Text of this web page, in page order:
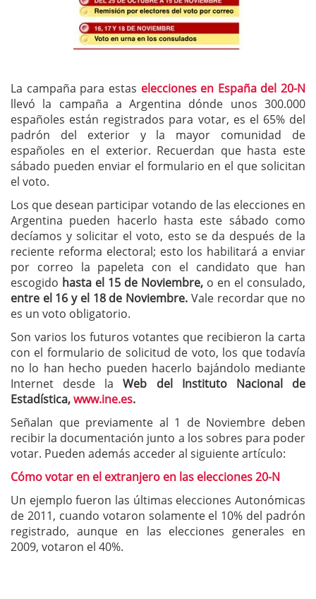
La campaña para estas elecciones en España del 20-N
llevó la campaña a Argentina dónde unos 300.000
españoles están registrados para votar, es el 65% del
padrón del exterior y la mayor comunidad de
españoles en el exterior. Recuerdan que hasta este
sábado pueden enviar el formulario en el que solicitan
el voto.
Los que desean participar votando de las elecciones en
Argentina pueden hacerlo hasta este sábado como
decíamos y solicitar el voto, esto se da después de la
reciente reforma electoral; esto los habilitará a enviar
por correo la papeleta con el candidato que han
escogido hasta el 15 de Noviembre, o en el consulado,
entre el 16 y el 18 de Noviembre. Vale recordar que no
es un voto obligatorio.
Son varios los futuros votantes que recibieron la carta
con el formulario de solicitud de voto, los que todavía
no lo han hecho pueden hacerlo bajándolo mediante
Internet desde laWeb del Instituto Nacional de
Estadística,www.ine.es.
Señalan que previamente al 1 de Noviembre deben
recibir la documentación junto a los sobres para poder
votar. Pueden además acceder al siguiente artículo:
Cómo votar en el extranjero en las elecciones 20-N
Un ejemplo fueron las últimas elecciones Autonómicas
de 2011, cuando votaron solamente el 10% del padrón
registrado, aunque en las elecciones generales en
2009, votaron el 40%.